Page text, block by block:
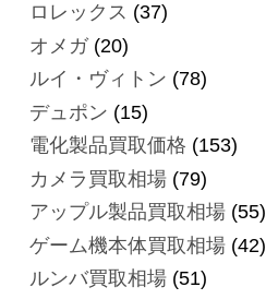
ロレックス (37)
オメガ(20)
ルイ・ヴィトン (78)
デュポン (15)
電化製品買取価格 (153)
カメラ買取相場(79)
アップル製品買取相場(55)
ゲーム機本体買取相場(42)
ルンバ買取相場(51)